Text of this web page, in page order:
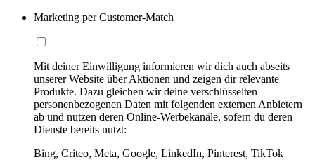
Marketing per Customer-Match
Mit deiner Einwilligung informieren wir dich auch abseits
unserer Website über Aktionen und zeigen dir relevante
Produkte. Dazu gleichen wir deine verschlüsselten
personenbezogenen Daten mit folgenden externen Anbietern
ab und nutzen deren Online-Werbekanäle, sofern du deren
Dienste bereits nutzt:
Bing, Criteo, Meta, Google, LinkedIn, Pinterest, TikTok